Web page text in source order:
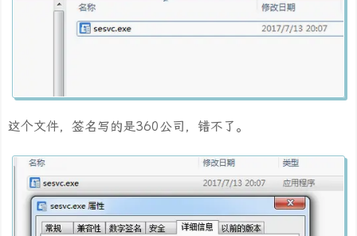
这个文件，签名写的是360公司，错不了。